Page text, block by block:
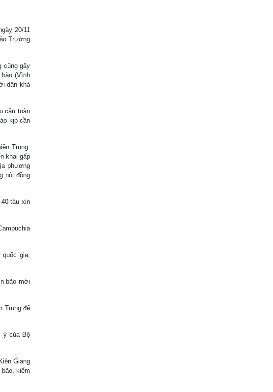
20/11
Trường
cũng gây
(Vĩnh
dân khá
cầu toàn
kịp cần
Trung.
khai gấp
phương
nội đồng
tàu xin
quốc gia,
bão mới
Trung để
ý của Bộ
Giang
kiểm